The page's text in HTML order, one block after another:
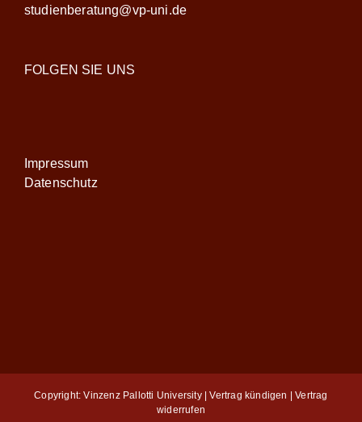
studienberatung@vp-uni.de
FOLGEN SIE UNS
Impressum
Datenschutz
Copyright: Vinzenz Pallotti University |Vertrag kündigen |Vertrag
widerrufen